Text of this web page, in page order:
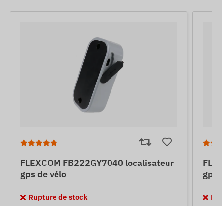
FLEXCOM FB222GY7040 localisateur
gps de vélo
Rupture de stock
gps